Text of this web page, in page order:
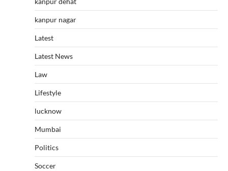
kanpur nagar
Latest
Latest News
Law
Lifestyle
lucknow
Mumbai
Politics
Soccer